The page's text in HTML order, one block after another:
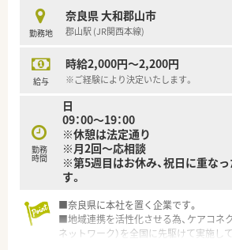
■ワークライフバランスも重視されてい
勤務地
奈良県 大和郡山市
郡山駅 (JR関西本線)
給与
時給2,000円～2,200円
※ご経験により決定いたします。
勤務
時間
日
09：00～19：00
※休憩は法定通り
※月2回～応相談
※第5週目はお休み、祝日に重な
す。
■奈良県に本社を置く企業です。
■地域連携を活性化させる為、ケアコネ
ネットワーク）を全国に先駆けて実施して